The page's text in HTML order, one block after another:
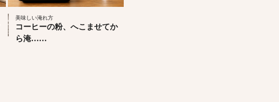
美味しい淹れ方
コーヒーの粉、へこませてか
ら淹……